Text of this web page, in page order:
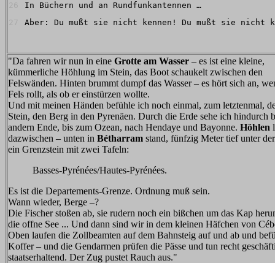
In Büchern und an Rundfunkantennen …
Aber: Du mußt sie nicht kennen! Du mußt sie nicht
"Da fahren wir nun in eine Grotte am Wasser – es ist eine kleine,
kümmerliche Höhlung im Stein, das Boot schaukelt zwischen den
Felswänden. Hinten brummt dumpf das Wasser – es hört sich an,
Fels rollt, als ob er einstürzen wollte.
Und mit meinen Händen befühle ich noch einmal, zum letztenmal,
Stein, den Berg in den Pyrenäen. Durch die Erde sehe ich hindurch
andern Ende, bis zum Ozean, nach Hendaye und Bayonne. Höhlen
dazwischen – unten in Bétharram stand, fünfzig Meter tief unter
ein Grenzstein mit zwei Tafeln:
Basses-Pyrénées/Hautes-Pyrénées.
Es ist die Departements-Grenze. Ordnung muß sein.
Wann wieder, Berge –?
Die Fischer stoßen ab, sie rudern noch ein bißchen um das Kap
die offne See ... Und dann sind wir in dem kleinen Häfchen von
Oben laufen die Zollbeamten auf dem Bahnsteig auf und ab und
Koffer – und die Gendarmen prüfen die Pässe und tun recht
staatserhaltend. Der Zug pustet Rauch aus."